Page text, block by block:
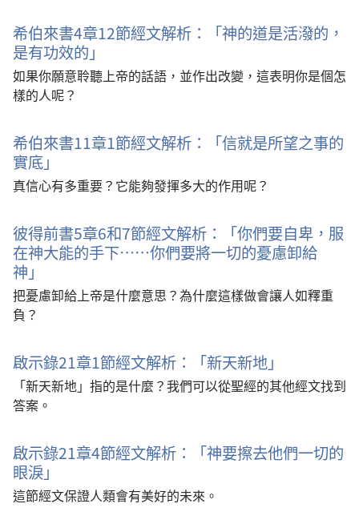
希伯來書4章12節經文解析：「神的道是活潑的，
是有功效的」
如果你願意聆聽上帝的話語，並作出改變，這表明你是個怎
樣的人呢？
希伯來書11章1節經文解析：「信就是所望之事的
實底」
真信心有多重要？它能夠發揮多大的作用呢？
彼得前書5章6和7節經文解析：「你們要自卑，服
在神大能的手下……你們要將一切的憂慮卸給
神」
把憂慮卸給上帝是什麼意思？為什麼這樣做會讓人如釋重
負？
啟示錄21章1節經文解析：「新天新地」
「新天新地」指的是什麼？我們可以從聖經的其他經文找到
答案。
啟示錄21章4節經文解析：「神要擦去他們一切的
眼淚」
這節經文保證人類會有美好的未來。